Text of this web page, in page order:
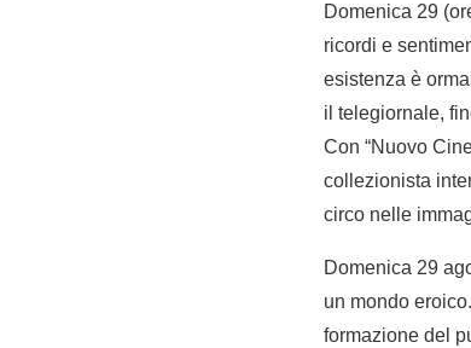
Domenica 29
ricordi e
esistenza è
il telegiornale,
Con “Nuovo
collezionista
circo nelle
Domenica 29
un mondo
formazione del